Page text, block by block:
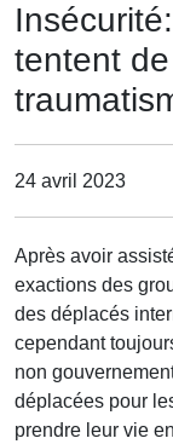
tentent
24 avril 2023
Après avoir
exactions des
des déplacés
cependant
non
déplacées pour
prendre leur vie